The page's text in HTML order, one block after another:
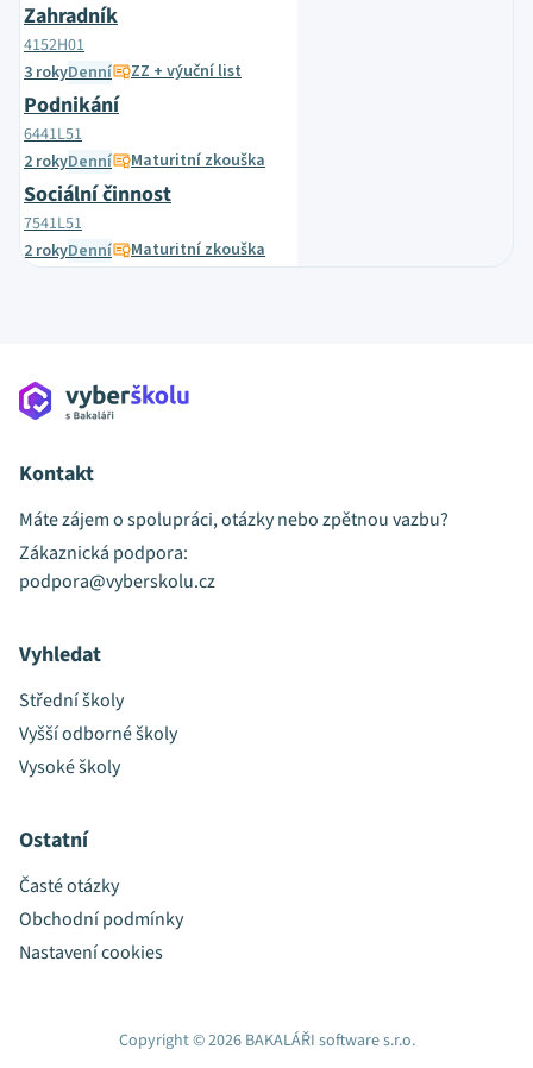
Zahradník
4152H01
3 rokyDenní ZZ + výuční list
Podnikání
6441L51
2 rokyDenní Maturitní zkouška
Sociální činnost
7541L51
2 rokyDenní Maturitní zkouška
Kontakt
Máte zájem o spolupráci, otázky nebo zpětnou vazbu?
Zákaznická podpora:
podpora@vyberskolu.cz
Vyhledat
Střední školy
Vyšší odborné školy
Vysoké školy
Ostatní
Časté otázky
Obchodní podmínky
Nastavení cookies
Copyright © 2026 BAKALÁŘI software s.r.o.